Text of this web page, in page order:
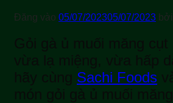
Đăng vào 05/07/202305/07/2023 bởi
Gỏi gà ủ muối măng cụt
vừa lạ miệng, vừa hấp
hãy cùng Sachi Foods
món gỏi gà ủ muối